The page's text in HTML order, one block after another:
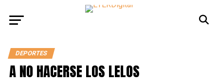
DEPORTES
A NO HACERSE LOS LELOS